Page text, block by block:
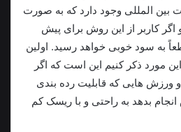
بین‌ المللی وجود دارد که به صورت
اگر کاربر از این روش برای پیش
به سود خوبی خواهد رسید. اولین
مورد ذکر کنیم این است که اگر
ورزش هایی که قابلیت رده بندی
بدهد به راحتی و با ریسک کم